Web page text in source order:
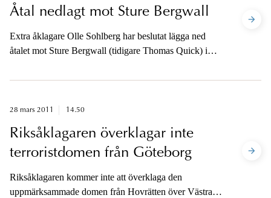
Åtal nedlagt mot Sture Bergwall
Extra åklagare Olle Sohlberg har beslutat lägga ned
åtalet mot Sture Bergwall (tidigare Thomas Quick) i
Johannessen.
28 mars 2011 14.50
Riksåklagaren överklagar inte
terroristdomen från Göteborg
Riksåklagaren kommer inte att överklaga den
uppmärksammade domen från Hovrätten över Västra